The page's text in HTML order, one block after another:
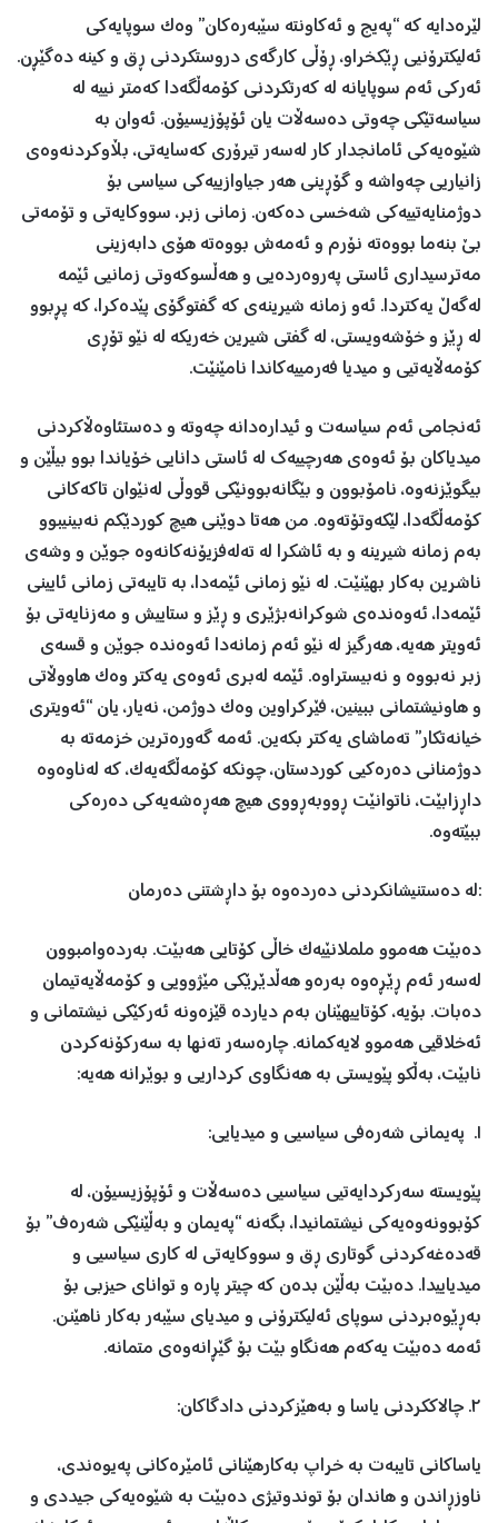
لێرەدایە کە “پەیج و ئەکاونتە سێبەرەکان” وەک سوپایەکی
ئەلیکترۆنیی ڕێکخراو، ڕۆڵی کارگەی دروستکردنی ڕق و کینە دەگێڕن.
ئەرکی ئەم سوپایانە لە کەرتکردنی کۆمەڵگەدا کەمتر نییە لە
سیاسەتێکی چەوتی دەسەڵات یان ئۆپۆزیسیۆن. ئەوان بە
شێوەیەکی ئامانجدار کار لەسەر تیرۆری کەسایەتی، بڵاوکردنەوەی
زانیاریی چەواشە و گۆڕینی هەر جیاوازییەکی سیاسی بۆ
دوژمنایەتییەکی شەخسی دەکەن. زمانی زبر، سووکایەتی و تۆمەتی
بێ بنەما بووەتە نۆرم و ئەمەش بووەتە هۆی دابەزینی
مەترسیداری ئاستی پەروەردەیی و هەڵسوکەوتی زمانیی ئێمە
لەگەڵ یەکتردا. ئەو زمانە شیرینەی كە گفتوگۆی پێدەكرا، كە پڕبوو
لە ڕێز و خۆشەویستی، لە گفتی شیرین خەریكە لە نێو تۆڕی
كۆمەڵایەتیی و میدیا فەرمییەكاندا نامێنێت.
ئەنجامی ئەم سیاسەت و ئیدارەدانە چەوتە و دەستئاوەڵاكردنی
میدیاكان بۆ ئەوەی هەرچییەك لە ئاستی دانایی خۆیاندا بوو بیڵێن و
بیگوێزنەوە، نامۆبوون و بێگانەبوونێکی قووڵی لەنێوان تاکەکانی
کۆمەڵگەدا، لێكەوتۆتەوە. من هەتا دوێنی هیچ كوردێكم نەبینیبوو
بەم زمانە شیرینە و بە ئاشكرا لە تەلەفزیۆنەكانەوە جوێن و وشەی
ناشرین بەكار بهێنێت. لە نێو زمانی ئێمەدا، بە تایبەتی زمانی ئایینی
ئێمەدا، ئەوەندەی شوكرانەبژێری و ڕێز و ستاییش و مەزنایەتی بۆ
ئەویتر هەیە، هەرگیز لە نێو ئەم زمانەدا ئەوەندە جوێن و قسەی
زبر نەبووە و نەبیستراوە. ئێمە لەبری ئەوەی یەکتر وەک هاووڵاتی
و هاونیشتمانی ببینین، فێرکراوین وەک دوژمن، نەیار، یان “ئەویتری
خیانەتکار” تەماشای یەکتر بکەین. ئەمە گەورەترین خزمەتە بە
دوژمنانی دەرەکیی کوردستان، چونکە کۆمەڵگەیەک، کە لەناوەوە
داڕزابێت، ناتوانێت ڕووبەڕووی هیچ هەڕەشەیەکی دەرەکی
ببێتەوە.
:لە دەستنیشانکردنی دەردەوە بۆ داڕشتنی دەرمان
دەبێت هەموو ململانێیەک خاڵی کۆتایی هەبێت. بەردەوامبوون
لەسەر ئەم ڕێڕەوە بەرەو هەڵدێرێکی مێژوویی و کۆمەڵایەتیمان
دەبات. بۆیە، کۆتاییهێنان بەم دیاردە قێزەونە ئەرکێکی نیشتمانی و
ئەخلاقیی هەموو لایەکمانە. چارەسەر تەنها بە سەركۆنەكردن
نابێت، بەڵکو پێویستی بە هەنگاوی کرداریی و بوێرانە هەیە:
١. پەیمانی شەرەفی سیاسیی و میدیایی:
پێویستە سەرکردایەتیی سیاسیی دەسەڵات و ئۆپۆزیسیۆن، لە
کۆبوونەوەیەکی نیشتمانیدا، بگەنە “پەیمان و بەڵێنێكی شەرەف” بۆ
قەدەغەکردنی گوتاری ڕق و سووکایەتی لە کاری سیاسیی و
میدیاییدا. دەبێت بەڵێن بدەن کە چیتر پارە و توانای حیزبی بۆ
بەڕێوەبردنی سوپای ئەلیکترۆنی و میدیای سێبەر بەکار ناهێنن.
ئەمە دەبێت یەکەم هەنگاو بێت بۆ گێڕانەوەی متمانە.
٢. چالاککردنی یاسا و بەهێزکردنی دادگاکان:
یاساکانی تایبەت بە خراپ بەکارهێنانی ئامێرەکانی پەیوەندی،
ناوزڕاندن و هاندان بۆ توندوتیژی دەبێت بە شێوەیەکی جیددی و